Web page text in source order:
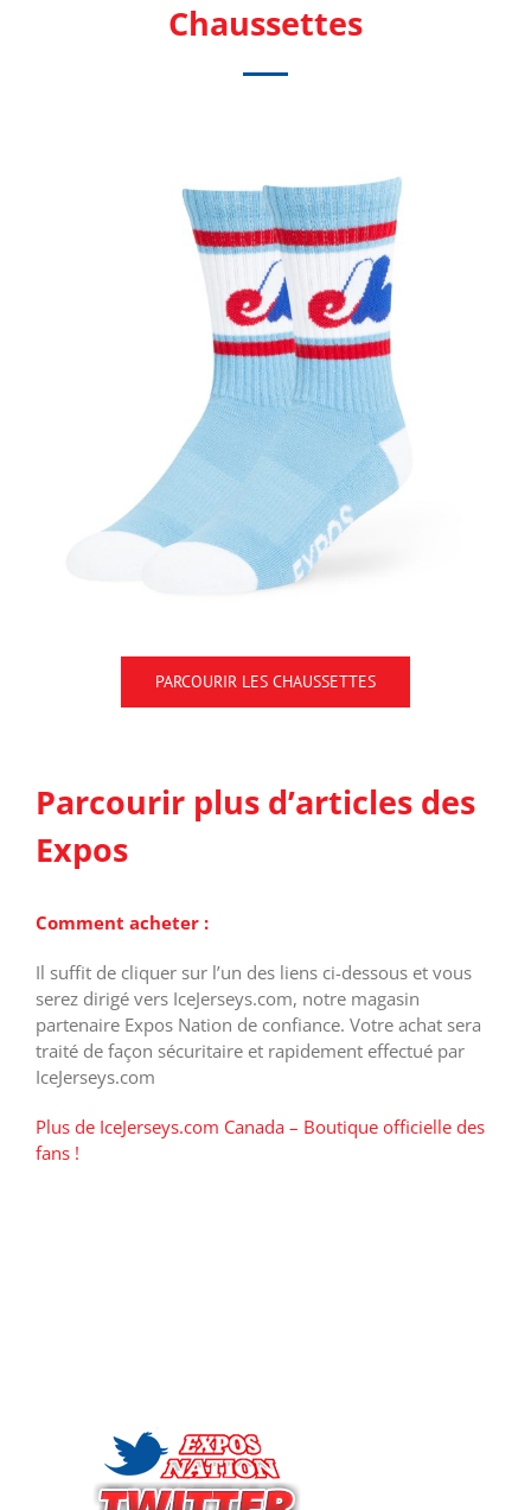
Chaussettes
PARCOURIR LES CHAUSSETTES
Parcourir plus d’articles des
Expos
Comment acheter :
Il suffit de cliquer sur l’un des liens ci-dessous et vous
serez dirigé vers IceJerseys.com, notre magasin
partenaire Expos Nation de confiance. Votre achat sera
traité de façon sécuritaire et rapidement effectué par
IceJerseys.com
Plus de IceJerseys.com Canada – Boutique officielle des
fans !